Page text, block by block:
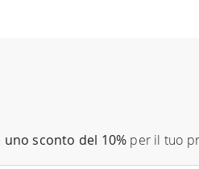
sconto del 10% per il tuo